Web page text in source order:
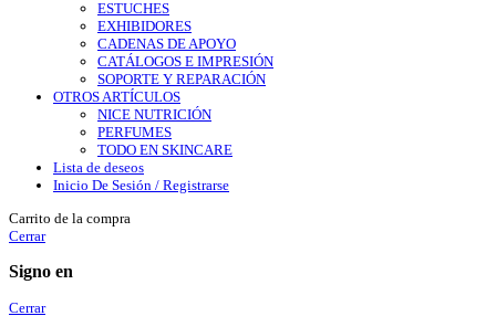
ESTUCHES
EXHIBIDORES
CADENAS DE APOYO
CATÁLOGOS E IMPRESIÓN
SOPORTE Y REPARACIÓN
OTROS ARTÍCULOS
NICE NUTRICIÓN
PERFUMES
TODO EN SKINCARE
Lista de deseos
Inicio De Sesión / Registrarse
Carrito de la compra
Cerrar
Signo en
Cerrar